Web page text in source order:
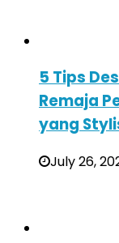
5 Tips
Remaja
yang
July 26,